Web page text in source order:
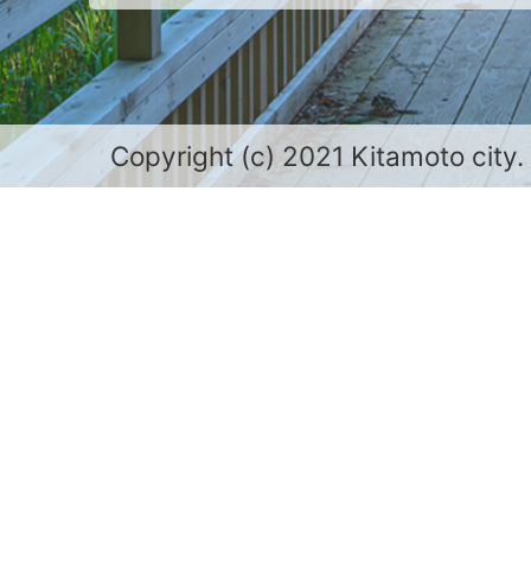
Copyright (c) 2021 Kitamoto city.